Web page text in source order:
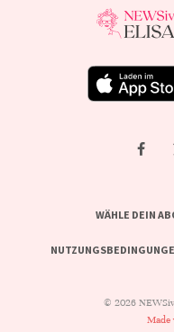
WÄHLE DEIN
© 2026